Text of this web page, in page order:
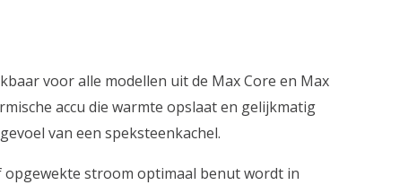
voor alle modellen uit de Max Core en Max
accu die warmte opslaat en gelijkmatig
van een speksteenkachel.
opgewekte stroom optimaal benut wordt in